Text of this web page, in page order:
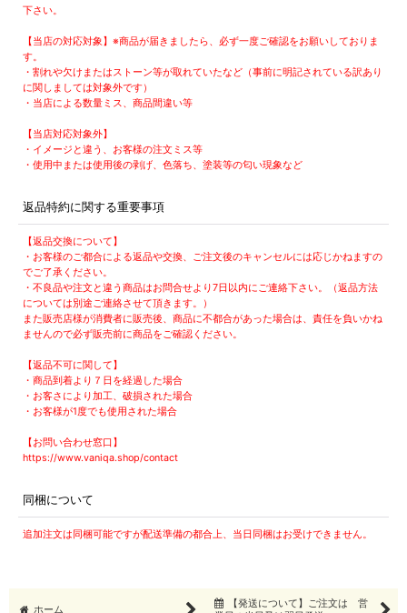
下さい。
【当店の対応対象】※商品が届きましたら、必ず一度ご確認をお願いしておりま
す。
・割れや欠けまたはストーン等が取れていたなど（事前に明記されている訳あり
に関しましては対象外です）
・当店による数量ミス、商品間違い等
【当店対応対象外】
・イメージと違う、お客様の注文ミス等
・使用中または使用後の剥げ、色落ち、塗装等の匂い現象など
返品特約に関する重要事項
【返品交換について】
・お客様のご都合による返品や交換、ご注文後のキャンセルには応じかねますの
でご了承ください。
・不良品や注文と違う商品はお問合せより7日以内にご連絡下さい。（返品方法
については別途ご連絡させて頂きます。）
また販売店様が消費者に販売後、商品に不都合があった場合は、責任を負いかね
ませんので必ず販売前に商品をご確認ください。
【返品不可に関して】
・商品到着より７日を経過した場合
・お客さにより加工、破損された場合
・お客様が1度でも使用された場合
【お問い合わせ窓口】
https://www.vaniqa.shop/contact
同梱について
追加注文は同梱可能ですが配送準備の都合上、当日同梱はお受けできません。
ホーム
【発送について】ご注文は 営